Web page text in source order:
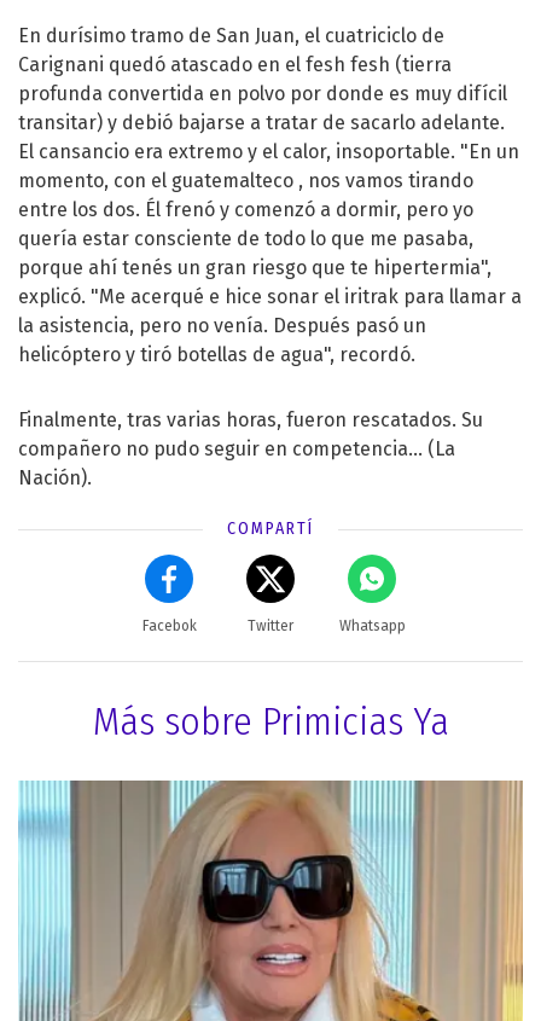
En durísimo tramo de San Juan, el cuatriciclo de
Carignani quedó atascado en el fesh fesh (tierra
profunda convertida en polvo por donde es muy difícil
transitar) y debió bajarse a tratar de sacarlo adelante.
El cansancio era extremo y el calor, insoportable. "En un
momento, con el guatemalteco , nos vamos tirando
entre los dos. Él frenó y comenzó a dormir, pero yo
quería estar consciente de todo lo que me pasaba,
porque ahí tenés un gran riesgo que te hipertermia",
explicó. "Me acerqué e hice sonar el iritrak para llamar a
la asistencia, pero no venía. Después pasó un
helicóptero y tiró botellas de agua", recordó.
Finalmente, tras varias horas, fueron rescatados. Su
compañero no pudo seguir en competencia... (La
Nación).
COMPARTÍ
Facebok Twitter Whatsapp
Más sobre Primicias Ya